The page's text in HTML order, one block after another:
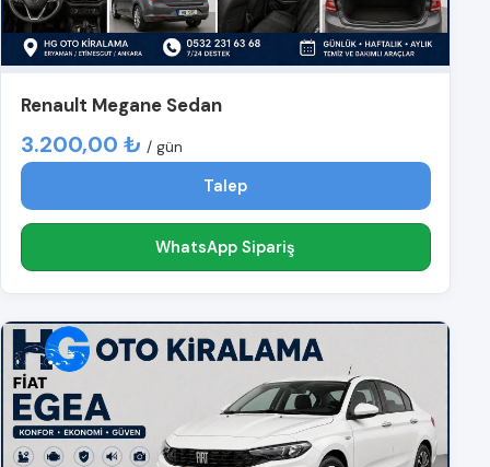
Renault Megane Sedan
3.200,00 ₺ / gün
Talep
WhatsApp Sipariş